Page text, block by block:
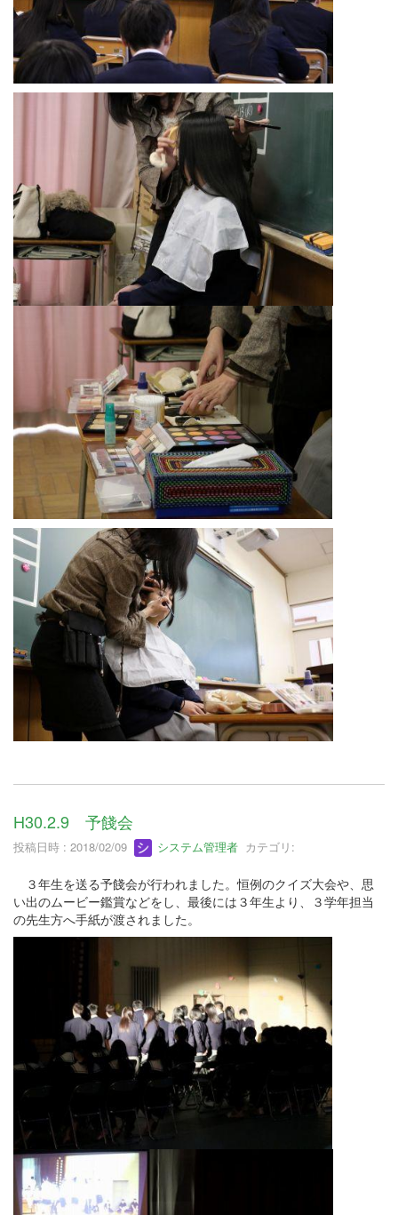
H30.2.9 予餞会
投稿日時 : 2018/02/09 システム管理者 カテゴリ:
３年生を送る予餞会が行われました。恒例のクイズ大会や、思
い出のムービー鑑賞などをし、最後には３年生より、３学年担当
の先生方へ手紙が渡されました。